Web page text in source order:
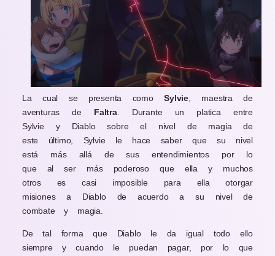
La cual se presenta comoSylvie , maestra de
aventuras de Faltra. Durante un platica entre
Sylvie y Diablo sobre el nivel de magia de
este último, Sylvie le hace saber que su nivel
está más allá de sus entendimientos por lo
que al ser más poderoso que ella y muchos
otros es casi imposible para ella otorgar
misiones a Diablo de acuerdo a su nivel de
combate y magia.
De tal forma que Diablo le da igual todo ello
siempre y cuando le puedan pagar, por lo que